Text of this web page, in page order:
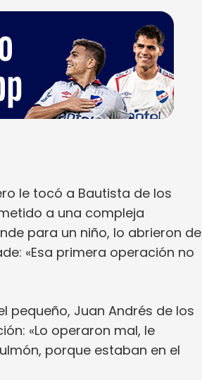
le tocó a Bautista de los
a una compleja
para un niño, lo abrieron de
«Esa primera operación no
pequeño, Juan Andrés de los
«Lo operaron mal, le
porque estaban en el